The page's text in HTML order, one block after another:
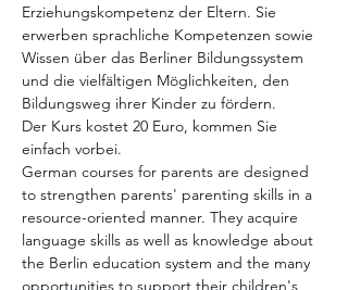
Erziehungskompetenz der Eltern. Sie
erwerben sprachliche Kompetenzen sowie
Wissen über das Berliner Bildungssystem
und die vielfältigen Möglichkeiten, den
Bildungsweg ihrer Kinder zu fördern.
Der Kurs kostet 20 Euro, kommen Sie
einfach vorbei.
German courses for parents are designed
to strengthen parents' parenting skills in a
resource-oriented manner. They acquire
language skills as well as knowledge about
the Berlin education system and the many
opportunities to support their children's